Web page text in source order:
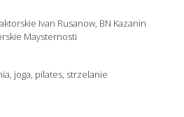
Ivan Rusanow, BN Kazanin
Maysternosti
joga, pilates, strzelanie